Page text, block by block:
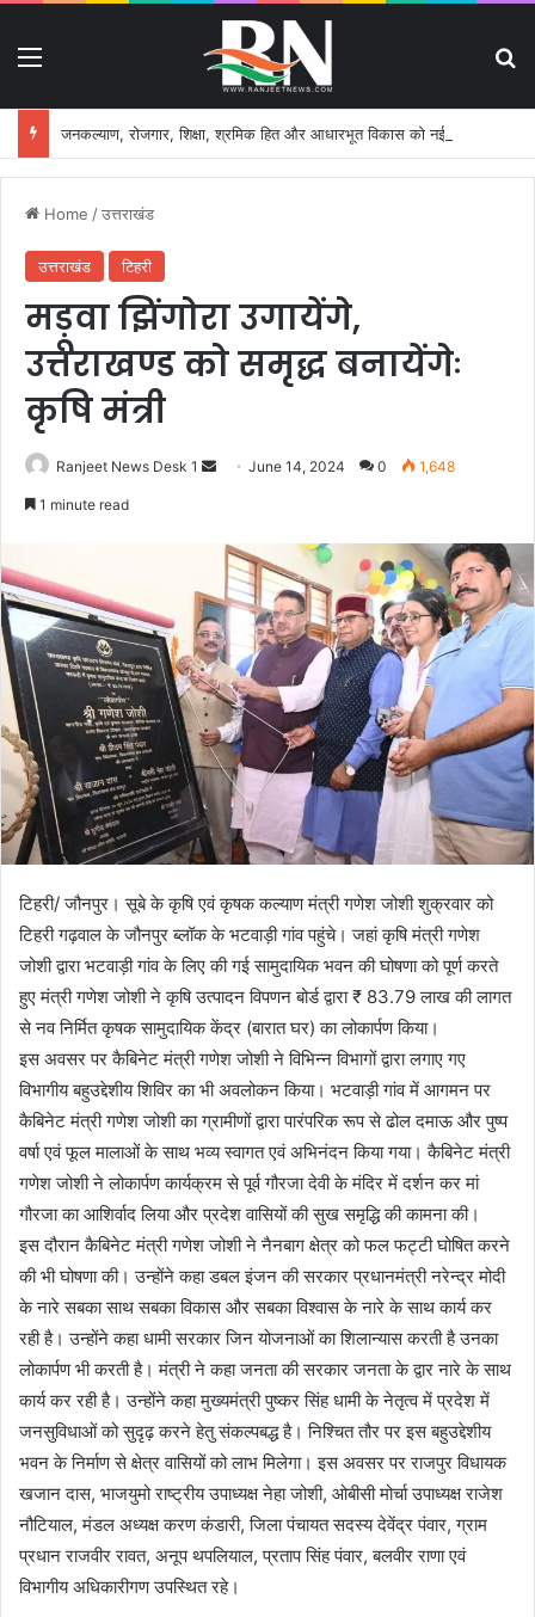
Home /उत्तराखंड
उत्तराखंड टिहरी
मड़ूवा झिंगोरा उगायेंगे,
उत्तराखण्ड को समृद्ध बनायेंगेः
कृषि मंत्री
Ranjeet News Desk 1
n
e
m
a
i
l
June 14, 2024 0 1,648
1 minute read
टिहरी/ जौनपुर। सूबे के कृषि एवं कृषक कल्याण मंत्री गणेश जोशी शुक्रवार को
टिहरी गढ़वाल के जौनपुर ब्लॉक के भटवाड़ी गांव पहुंचे। जहां कृषि मंत्री गणेश
जोशी द्वारा भटवाड़ी गांव के लिए की गई सामुदायिक भवन की घोषणा को पूर्ण करते
हुए मंत्री गणेश जोशी ने कृषि उत्पादन विपणन बोर्ड द्वारा ₹ 83.79 लाख की लागत
से नव निर्मित कृषक सामुदायिक केंद्र (बारात घर) का लोकार्पण किया।
इस अवसर पर कैबिनेट मंत्री गणेश जोशी ने विभिन्न विभागों द्वारा लगाए गए
विभागीय बहुउद्देशीय शिविर का भी अवलोकन किया। भटवाड़ी गांव में आगमन पर
कैबिनेट मंत्री गणेश जोशी का ग्रामीणों द्वारा पारंपरिक रूप से ढोल दमाऊ और पुष्प
वर्षा एवं फूल मालाओं के साथ भव्य स्वागत एवं अभिनंदन किया गया। कैबिनेट मंत्री
गणेश जोशी ने लोकार्पण कार्यक्रम से पूर्व गौरजा देवी के मंदिर में दर्शन कर मां
गौरजा का आशिर्वाद लिया और प्रदेश वासियों की सुख समृद्धि की कामना की।
इस दौरान कैबिनेट मंत्री गणेश जोशी ने नैनबाग क्षेत्र को फल फट्टी घोषित करने
की भी घोषणा की। उन्होंने कहा डबल इंजन की सरकार प्रधानमंत्री नरेन्द्र मोदी
के नारे सबका साथ सबका विकास और सबका विश्वास के नारे के साथ कार्य कर
रही है। उन्होंने कहा धामी सरकार जिन योजनाओं का शिलान्यास करती है उनका
लोकार्पण भी करती है। मंत्री ने कहा जनता की सरकार जनता के द्वार नारे के साथ
कार्य कर रही है। उन्होंने कहा मुख्यमंत्री पुष्कर सिंह धामी के नेतृत्व में प्रदेश में
जनसुविधाओं को सुदृढ़ करने हेतु संकल्पबद्ध है। निश्चित तौर पर इस बहुउद्देशीय
भवन के निर्माण से क्षेत्र वासियों को लाभ मिलेगा। इस अवसर पर राजपुर विधायक
खजान दास, भाजयुमो राष्ट्रीय उपाध्यक्ष नेहा जोशी, ओबीसी मोर्चा उपाध्यक्ष राजेश
नौटियाल, मंडल अध्यक्ष करण कंडारी, जिला पंचायत सदस्य देवेंद्र पंवार, ग्राम
प्रधान राजवीर रावत, अनूप थपलियाल, प्रताप सिंह पंवार, बलवीर राणा एवं
विभागीय अधिकारीगण उपस्थित रहे।